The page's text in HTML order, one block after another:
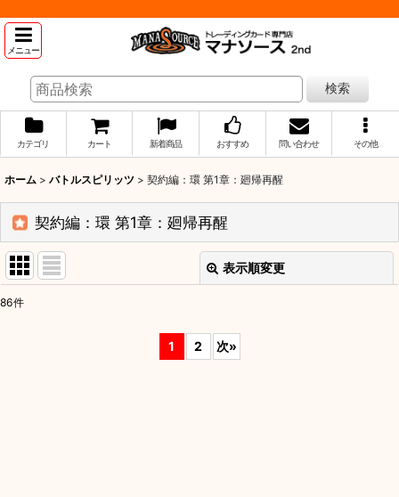
メニュー
検索
カテゴリ カート 新着商品 おすすめ 問い合わせ その他
ホーム > バトルスピリッツ > 契約編：環 第1章：廻帰再醒
契約編：環 第1章：廻帰再醒
表示順変更
86件
1 2 次»